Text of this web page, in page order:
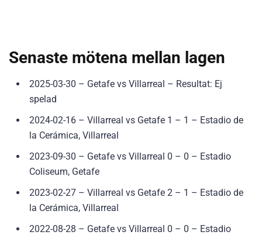
Senaste mötena mellan lagen
2025-03-30 – Getafe vs Villarreal – Resultat: Ej
spelad
2024-02-16 – Villarreal vs Getafe 1 – 1 – Estadio de
la Cerámica, Villarreal
2023-09-30 – Getafe vs Villarreal 0 – 0 – Estadio
Coliseum, Getafe
2023-02-27 – Villarreal vs Getafe 2 – 1 – Estadio de
la Cerámica, Villarreal
2022-08-28 – Getafe vs Villarreal 0 – 0 – Estadio